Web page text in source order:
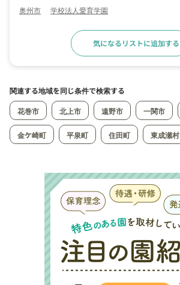
奥州市 学校法人愛育学園
気になるリストに追加する
関連する地域を同じ条件で検索する
花巻市
北上市 遠野市 一関市
金ケ崎町 平泉町 住田町 東成瀬村